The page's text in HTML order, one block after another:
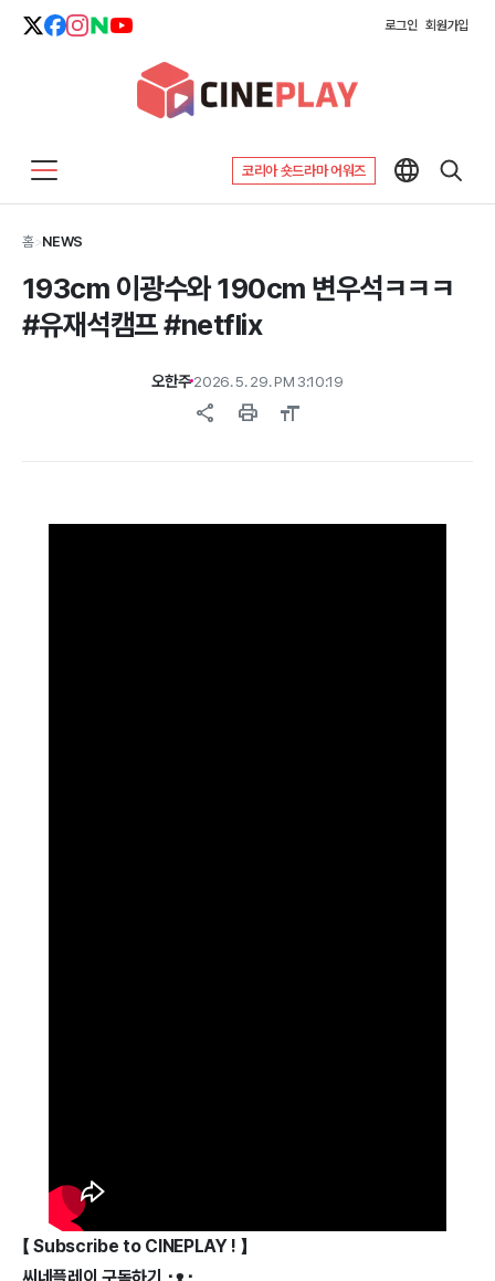
로그인 회원가입
코리아 숏드라마 어워즈
홈>NEWS
193cm 이광수와 190cm 변우석ㅋㅋㅋ
#유재석캠프 #netflix
오한주 2026. 5. 29. PM 3:10:19
share print format_size
【 Subscribe to CINEPLAY ! 】